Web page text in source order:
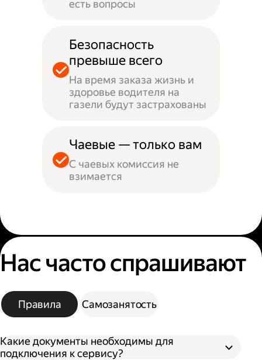
есть вопросы
Безопасность
превыше всего
На время заказа жизнь и
здоровье водителя на
газели будут застрахованы
Чаевые — только вам
С чаевых комиссия не
взимается
Нас часто спрашивают
Правила Самозанятость
Какие документы необходимы для
подключения к сервису?